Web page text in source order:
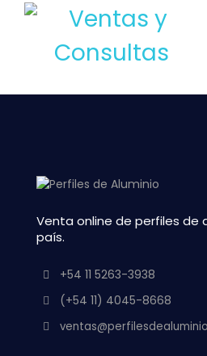
Venta online de perfiles de
país.
+54 11 5263-3938
(+54 11) 4045-8668